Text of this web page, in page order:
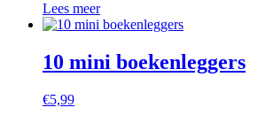
Lees meer
10 mini boekenleggers
€5,99